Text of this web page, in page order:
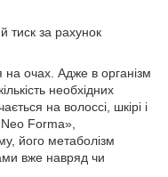
тиск за рахунок
на очах. Адже в організм
необхідних
на волоссі, шкірі і
Forma»,
його метаболізм
вже навряд чи